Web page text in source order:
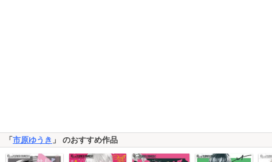
「市原ゆうき 」 のおすすめ作品